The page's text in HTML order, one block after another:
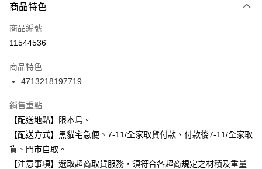
信用卡一次付款
信用卡分期付款
合作金庫商業銀行
華南商業銀行
國泰世華商業銀行
臺灣中小企業銀行
匯豐（台灣）商業銀行
華泰商業銀行
聯邦商業銀行
元大商業銀行
永豐商業銀行
Apple Pay
街口支付
悠遊付
商品特色
商品編號
11544536
商品特色
4713218197719
銷售重點
【配送地點】限本島。
【配送方式】黑貓宅急便、7-11/全家取貨付款、付款後7-11/全家取
貨、門市自取。
【注意事項】選取超商取貨服務，須符合各超商規定之材積及重量